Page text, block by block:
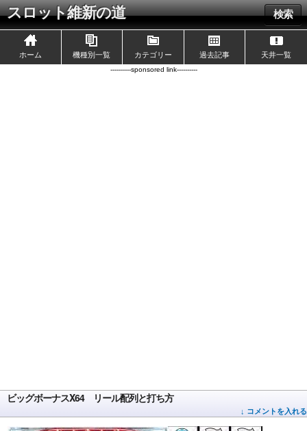
スロット維新の道 検索
ホーム 機種別一覧 カテゴリー 過去記事 天井一覧
----------sponsored link----------
ビッグボーナスX64 リール配列と打ち方
↓ コメントを入れる